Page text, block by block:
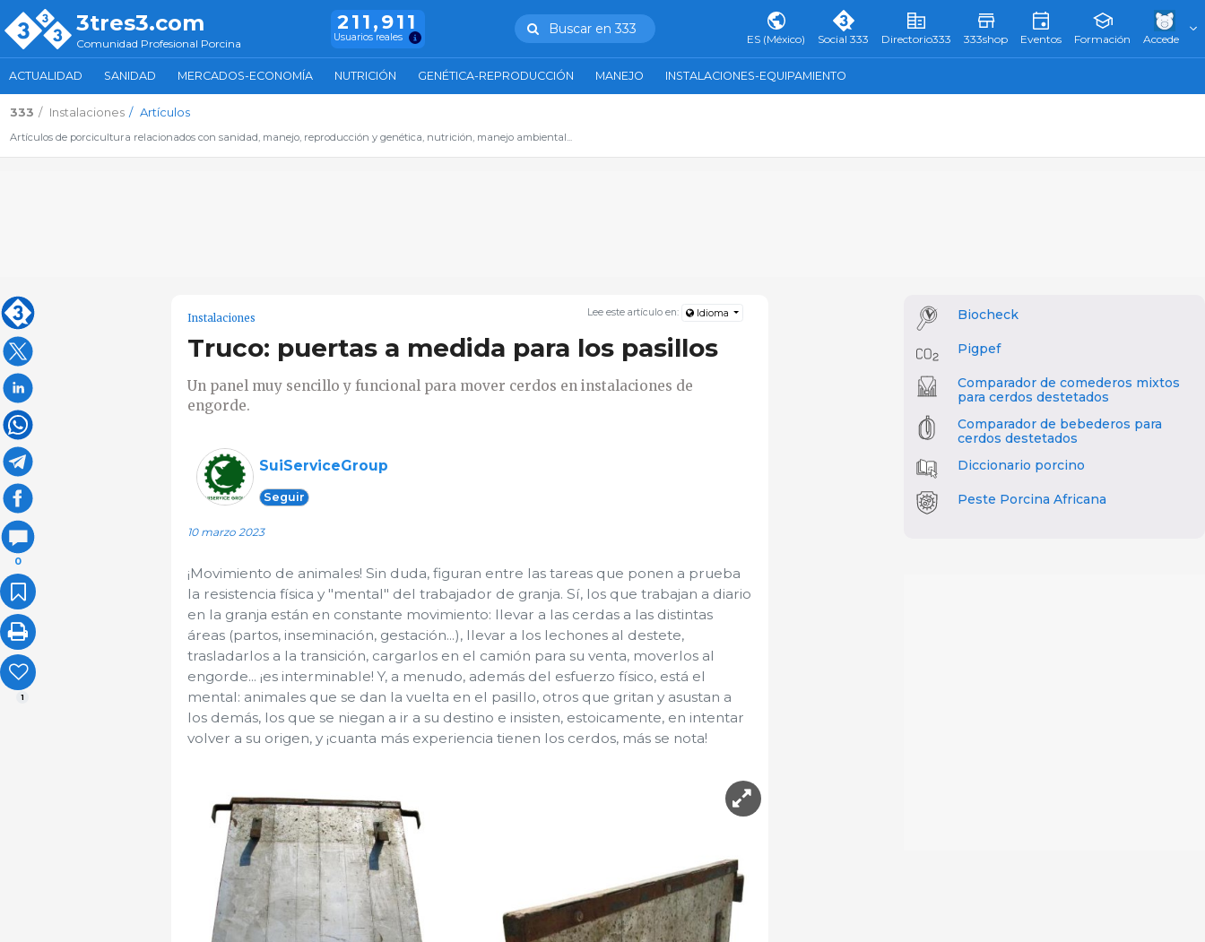
3tres3.com
Comunidad Profesional Porcina
211,911
Usuarios reales
Buscar en 333
ES (México) Social 333 Directorio333 333shop Eventos Formación Accede
ACTUALIDAD SANIDAD MERCADOS-ECONOMÍA NUTRICIÓN GENÉTICA-REPRODUCCIÓN MANEJO INSTALACIONES-EQUIPAMIENTO
333 Instalaciones Artículos
Artículos de porcicultura relacionados con sanidad, manejo, reproducción y genética, nutrición, manejo ambiental...
0
1
Lee este artículo en: Idioma
Instalaciones
Truco: puertas a medida para los pasillos
Un panel muy sencillo y funcional para mover cerdos en instalaciones de
engorde.
SuiServiceGroup
Seguir
10 marzo 2023
¡Movimiento de animales! Sin duda, figuran entre las tareas que ponen a prueba
la resistencia física y "mental" del trabajador de granja. Sí, los que trabajan a diario
en la granja están en constante movimiento: llevar a las cerdas a las distintas
áreas (partos, inseminación, gestación...), llevar a los lechones al destete,
trasladarlos a la transición, cargarlos en el camión para su venta, moverlos al
engorde... ¡es interminable! Y, a menudo, además del esfuerzo físico, está el
mental: animales que se dan la vuelta en el pasillo, otros que gritan y asustan a
los demás, los que se niegan a ir a su destino e insisten, estoicamente, en intentar
volver a su origen, y ¡cuanta más experiencia tienen los cerdos, más se nota!
Biocheck
Pigpef
Comparador de comederos mixtos
para cerdos destetados
Comparador de bebederos para
cerdos destetados
Diccionario porcino
Peste Porcina Africana